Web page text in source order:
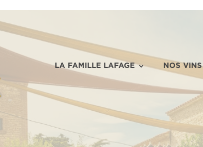
LA FAMILLE LAFAGE NOS VINS